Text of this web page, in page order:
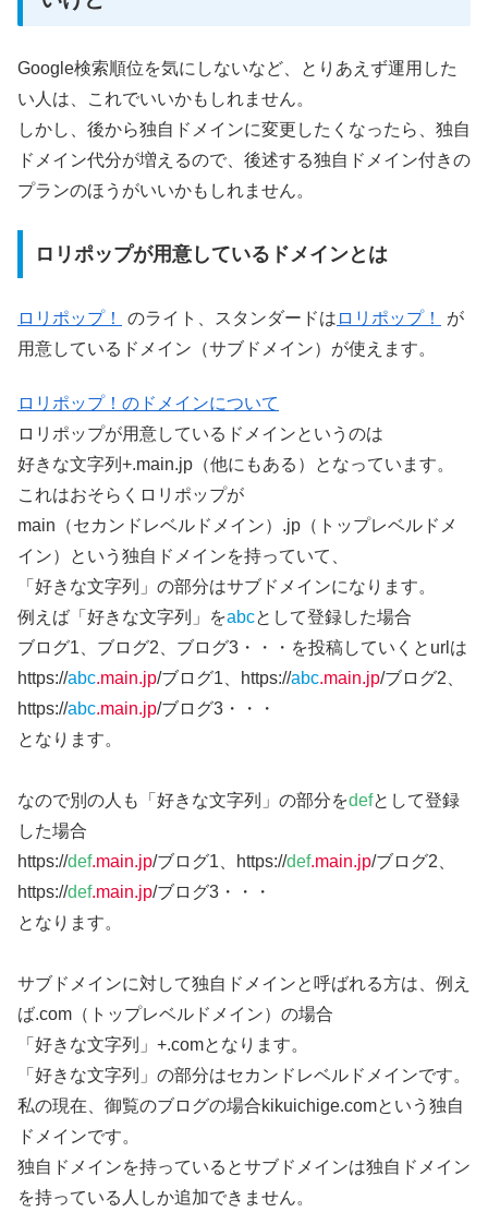
Google検索順位を気にしないなど、とりあえず運用した
い人は、これでいいかもしれません。
しかし、後から独自ドメインに変更したくなったら、独自
ドメイン代分が増えるので、後述する独自ドメイン付きの
プランのほうがいいかもしれません。
ロリポップが用意しているドメインとは
ロリポップ！ のライト、スタンダードは ロリポップ！
が
用意しているドメイン（サブドメイン）が使えます。
ロリポップ！のドメインについて
ロリポップが用意しているドメインというのは
好きな文字列+.main.jp（他にもある）となっています。
これはおそらくロリポップが
main（セカンドレベルドメイン）.jp（トップレベルドメ
イン）という独自ドメインを持っていて、
「好きな文字列」の部分はサブドメインになります。
例えば「好きな文字列」をabcとして登録した場合
ブログ1、ブログ2、ブログ3・・・を投稿していくとurlは
https://abc.main.jp/ブログ1、https://abc.main.jp/ブログ2、
https://abc.main.jp/ブログ3・・・
となります。
なので別の人も「好きな文字列」の部分をdefとして登録
した場合
https://def.main.jp/ブログ1、https://def.main.jp/ブログ2、
https://def.main.jp/ブログ3・・・
となります。
サブドメインに対して独自ドメインと呼ばれる方は、例え
ば.com（トップレベルドメイン）の場合
「好きな文字列」+.comとなります。
「好きな文字列」の部分はセカンドレベルドメインです。
私の現在、御覧のブログの場合kikuichige.comという独自
ドメインです。
独自ドメインを持っているとサブドメインは独自ドメイン
を持っている人しか追加できません。